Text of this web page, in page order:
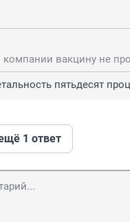
вакцину не
пятьдесят
1 ответ